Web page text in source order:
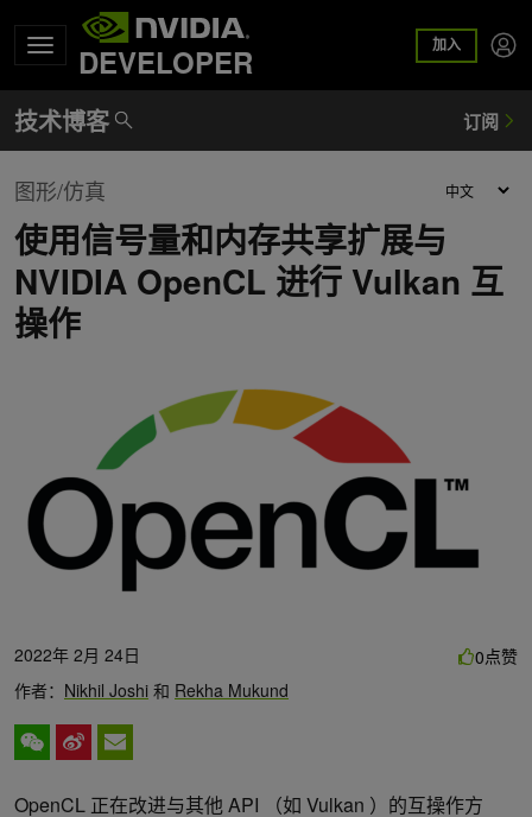
DEVELOPER 加入
图形/仿真
使用信号量和内存共享扩展与
NVIDIA OpenCL 进行 Vulkan 互
操作
2022年 2月 24日
作者： Nikhil Joshi 和 Rekha Mukund
0点赞
OpenCL 正在改进与其他 API （如 Vulkan ）的互操作方